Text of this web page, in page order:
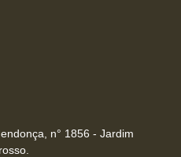
n° 1856 - Jardim